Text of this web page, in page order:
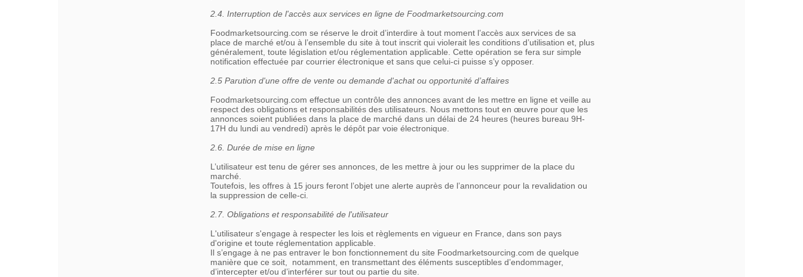
2.4. Interruption de l'accès aux services en ligne de Foodmarketsourcing.com
Foodmarketsourcing.com se réserve le droit d’interdire à tout moment l’accès aux services de sa
place de marché et/ou à l’ensemble du site à tout inscrit qui violerait les conditions d’utilisation et, plus
généralement, toute législation et/ou réglementation applicable. Cette opération se fera sur simple
notification effectuée par courrier électronique et sans que celui-ci puisse s’y opposer.
2.5 Parution d'une offre de vente ou demande d'achat ou opportunité d’affaires
Foodmarketsourcing.com effectue un contrôle des annonces avant de les mettre en ligne et veille au
respect des obligations et responsabilités des utilisateurs. Nous mettons tout en œuvre pour que les
annonces soient publiées dans la place de marché dans un délai de 24 heures (heures bureau 9H-
17H du lundi au vendredi) après le dépôt par voie électronique.
2.6. Durée de mise en ligne
L’utilisateur est tenu de gérer ses annonces, de les mettre à jour ou les supprimer de la place du
marché.
Toutefois, les offres à 15 jours feront l’objet une alerte auprès de l’annonceur pour la revalidation ou
la suppression de celle-ci.
2.7. Obligations et responsabilité de l'utilisateur
L'utilisateur s'engage à respecter les lois et règlements en vigueur en France, dans son pays
d'origine et toute réglementation applicable.
Il s’engage à ne pas entraver le bon fonctionnement du site Foodmarketsourcing.com de quelque
manière que ce soit, notamment, en transmettant des éléments susceptibles d’endommager,
d’intercepter et/ou d’interférer sur tout ou partie du site.